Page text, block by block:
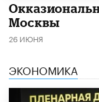
Москвы
26 ИЮНЯ
ЭКОНОМИКА